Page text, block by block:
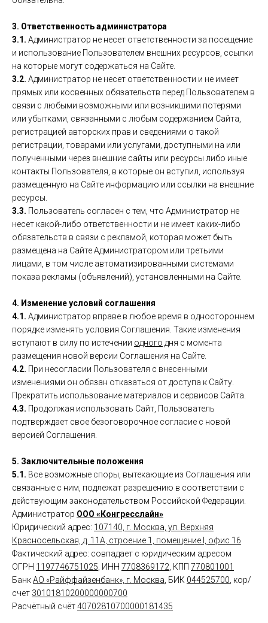
3. Ответственность администратора
3.1. Администратор не несет ответственности за посещение
и использование Пользователем внешних ресурсов, ссылки
на которые могут содержаться на Сайте.
3.2. Администратор не несет ответственности и не имеет
прямых или косвенных обязательств перед Пользователем в
связи с любыми возможными или возникшими потерями
или убытками, связанными с любым содержанием Сайта,
регистрацией авторских прав и сведениями о такой
регистрации, товарами или услугами, доступными на или
полученными через внешние сайты или ресурсы либо иные
контакты Пользователя, в которые он вступил, используя
размещенную на Сайте информацию или ссылки на внешние
ресурсы.
3.3. Пользователь согласен с тем, что Администратор не
несет какой-либо ответственности и не имеет каких-либо
обязательств в связи с рекламой, которая может быть
размещена на Сайте Администратором или третьими
лицами, в том числе автоматизированными системами
показа рекламы (объявлений), установленными на Сайте.
4. Изменение условий соглашения
4.1. Администратор вправе в любое время в одностороннем
порядке изменять условия Соглашения. Такие изменения
вступают в силу по истечении одного дня с момента
размещения новой версии Соглашения на Сайте.
4.2. При несогласии Пользователя с внесенными
изменениями он обязан отказаться от доступа к Сайту.
Прекратить использование материалов и сервисов Сайта.
4.3. Продолжая использовать Сайт, Пользователь
подтверждает свое безоговорочное согласие с новой
версией Соглашения.
5. Заключительные положения
5.1. Все возможные споры, вытекающие из Соглашения или
связанные с ним, подлежат разрешению в соответствии с
действующим законодательством Российской Федерации.
Администратор ООО «Конгресслайн»
Юридический адрес: 107140, г. Москва, ул. Верхняя
Красносельская, д. 11А, строение 1, помещение I, офис 16
Фактический адрес: совпадает с юридическим адресом
ОГРН 1197746751025 , ИНН 7708369172 , КПП 770801001
БанкАО «Райффайзенбанк», г. Москва , БИК 044525700 , кор/
счет 30101810200000000700
Расчётный счёт40702810700000181435